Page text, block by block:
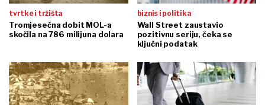
tvrtke i tržišta
Tromjesečna dobit MOL-a
skočila na 786 milijuna dolara
biznis i politika
Wall Street zaustavio
pozitivnu seriju, čeka se
ključni podatak